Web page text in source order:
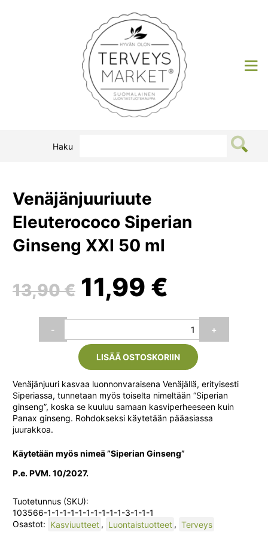
Terveysmarket
Haku
Venäjänjuuriuute
Eleuterococo Siperian
Ginseng XXI 50 ml
13,90€ Alkuperäinen
hinta
oli:
13,90 €.
11,99 €
hinta
on:
11,99 €.
-
Siperian
Ginseng
50
ml
määrä
+
LISÄÄ OSTOSKORIIN
Venäjänjuuri kasvaa luonnonvaraisena Venäjällä, erityisesti
Siperiassa, tunnetaan myös toiselta nimeltään “Siperian
ginseng”, koska se kuuluu samaan kasviperheeseen kuin
Panax ginseng. Rohdokseksi käytetään pääasiassa
juurakkoa.
Käytetään myös nimeä ”Siperian Ginseng”
P.e. PVM. 10/2027.
Tuotetunnus (SKU):
103566-1-1-1-1-1-1-1-1-1-1-3-1-1-1
Osastot: Kasviuutteet , Luontaistuotteet , Terveys